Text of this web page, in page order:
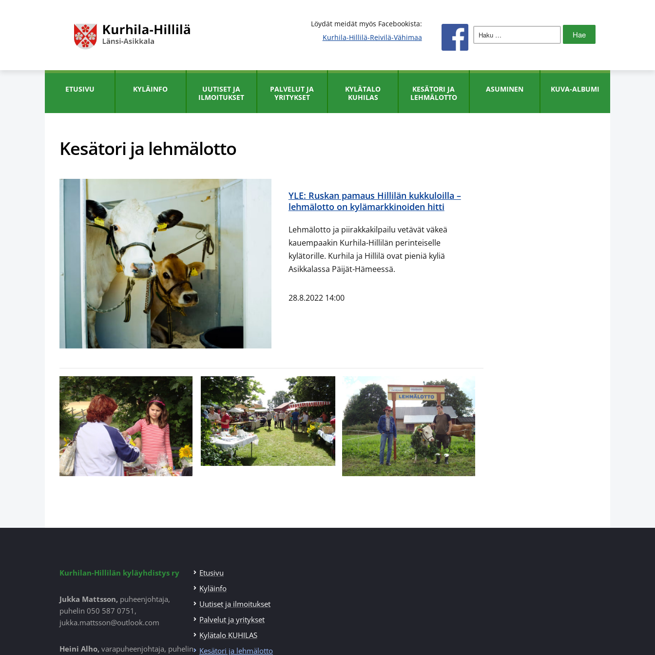
Löydät meidät myös Facebookista:
Kurhila-Hillilä-Reivilä-Vähimaa
Haku:
ETUSIVU KYLÄINFO
UUTISET JA
ILMOITUKSET
PALVELUT JA
YRITYKSET
KYLÄTALO
KUHILAS
KESÄTORI JA
LEHMÄLOTTO
ASUMINEN KUVA-ALBUMI
Kesätori ja lehmälotto
YLE: Ruskan pamaus Hillilän kukkuloilla –
lehmälotto on kylämarkkinoiden hitti
Lehmälotto ja piirakkakilpailu vetävät väkeä
kauempaakin Kurhila-Hillilän perinteiselle
kylätorille. Kurhila ja Hillilä ovat pieniä kyliä
Asikkalassa Päijät-Hämeessä.
28.8.2022 14:00
Kurhilan-Hillilän kyläyhdistys ry
Jukka Mattsson, puheenjohtaja,
puhelin 050 587 0751,
jukka.mattsson@outlook.com
Heini Alho, varapuheenjohtaja, puhelin
Etusivu
Kyläinfo
Uutiset ja ilmoitukset
Palvelut ja yritykset
Kylätalo KUHILAS
Kesätori ja lehmälotto